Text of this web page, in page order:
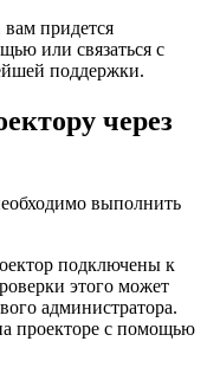
придется
или связаться с
поддержки.
через
выполнить
подключены к
этого может
администратора.
проекторе с помощью